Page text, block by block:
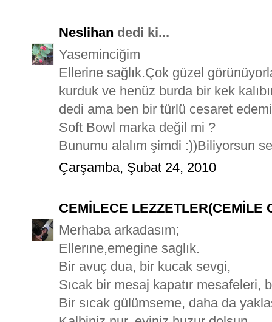
Neslihan dedi ki...
Yaseminciğim
Ellerine sağlık.Çok güzel
kurduk ve henüz burda bir kek
dedi ama ben bir türlü cesaret
Soft Bowl marka değil mi ?
Bunumu alalım şimdi :))Biliyorsun
Çarşamba, Şubat 24, 2010
CEMİLECE LEZZETLER(CEMİLE
Merhaba arkadasım;
Ellerıne,emegine saglık.
Bir avuç dua, bir kucak sevgi,
Sıcak bir mesaj kapatır mesafeleri,
Bir sıcak gülümseme, daha da